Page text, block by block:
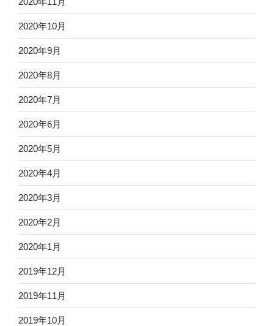
2020年10月
2020年9月
2020年8月
2020年7月
2020年6月
2020年5月
2020年4月
2020年3月
2020年2月
2020年1月
2019年12月
2019年11月
2019年10月